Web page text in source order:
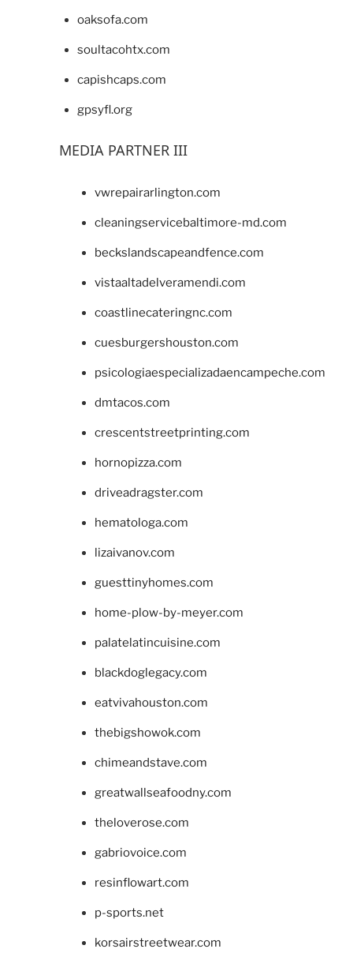
oaksofa.com
soultacohtx.com
capishcaps.com
gpsyfl.org
MEDIA PARTNER III
vwrepairarlington.com
cleaningservicebaltimore-md.com
beckslandscapeandfence.com
vistaaltadelveramendi.com
coastlinecateringnc.com
cuesburgershouston.com
psicologiaespecializadaencampeche.com
dmtacos.com
crescentstreetprinting.com
hornopizza.com
driveadragster.com
hematologa.com
lizaivanov.com
guesttinyhomes.com
home-plow-by-meyer.com
palatelatincuisine.com
blackdoglegacy.com
eatvivahouston.com
thebigshowok.com
chimeandstave.com
greatwallseafoodny.com
theloverose.com
gabriovoice.com
resinflowart.com
p-sports.net
korsairstreetwear.com